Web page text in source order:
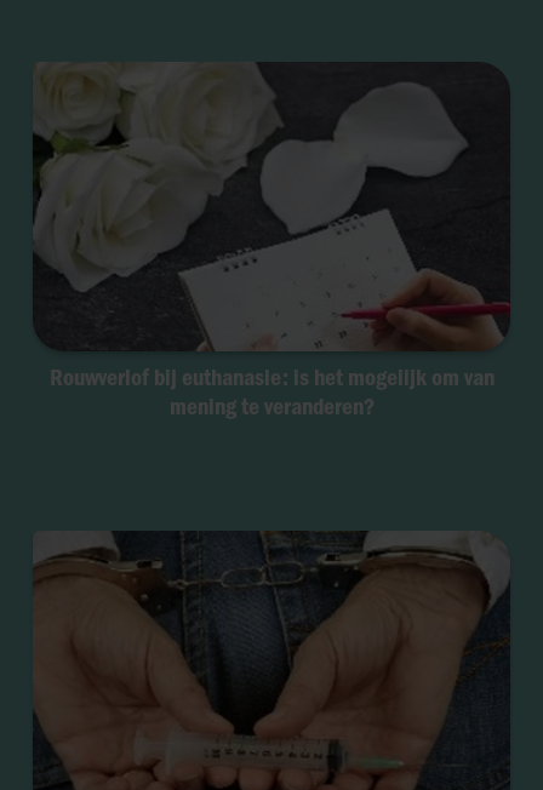
Rouwverlof bij euthanasie: is het mogelijk om van
mening te veranderen?